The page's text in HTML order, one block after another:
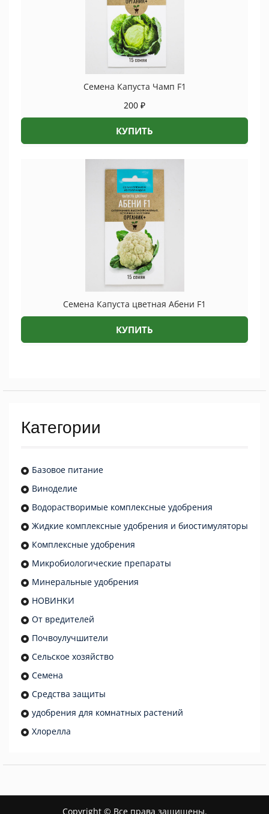
Семена Капуста Чамп F1
200 ₽
КУПИТЬ
Семена Капуста цветная Абени F1
КУПИТЬ
Категории
Базовое питание
Виноделие
Водорастворимые комплексные удобрения
Жидкие комплексные удобрения и биостимуляторы
Комплексные удобрения
Микробиологические препараты
Минеральные удобрения
НОВИНКИ
От вредителей
Почвоулучшители
Сельское хозяйство
Семена
Средства защиты
удобрения для комнатных растений
Хлорелла
Copyright © Все права защищены.